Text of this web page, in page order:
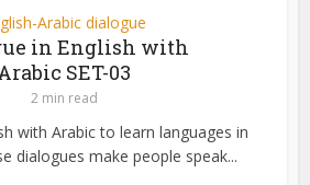
Arabic dialogue
in English with
SET-03
2 min read
with Arabic to learn languages in
dialogues make people speak...